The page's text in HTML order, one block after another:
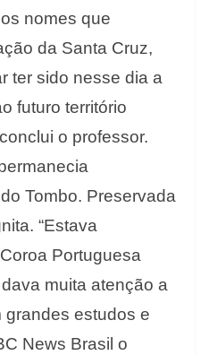
nomes que
da Santa Cruz,
ter sido nesse dia a
futuro território
o professor.
Tombo. Preservada
“Estava
Portuguesa
muita atenção a
grandes estudos e
News Brasil o